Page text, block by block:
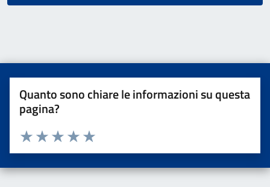
Quanto sono chiare le informazioni su questa
pagina?
Valuta da 1 a 5 stelle la pagina
Valuta 5 stelle su 5
Valuta 4 stelle su 5
Valuta 3 stelle su 5
Valuta 2 stelle su 5
Valuta una stella su 5